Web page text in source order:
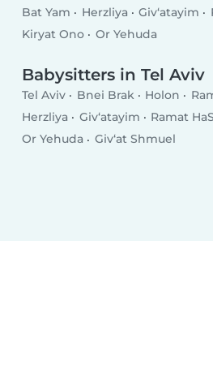
Bat Yam
Herzliya Giv‘atayim
Kiryat Ono
Or Yehuda
Babysitters in Tel Aviv
Tel Aviv Bnei Brak Holon
Herzliya
Giv‘atayim Ramat
Or Yehuda
Giv‘at Shmuel